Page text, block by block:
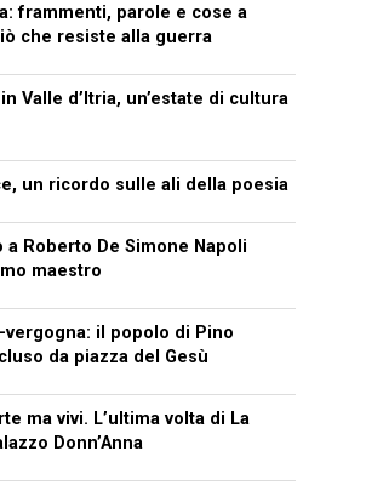
frammenti, parole e cose a
che resiste alla guerra
Valle d’Itria, un’estate di cultura
un ricordo sulle ali della poesia
a Roberto De Simone Napoli
maestro
vergogna: il popolo di Pino
da piazza del Gesù
ma vivi. L’ultima volta di La
Donn’Anna